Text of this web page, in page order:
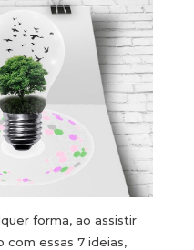
forma, ao assistir
com essas 7 ideias,